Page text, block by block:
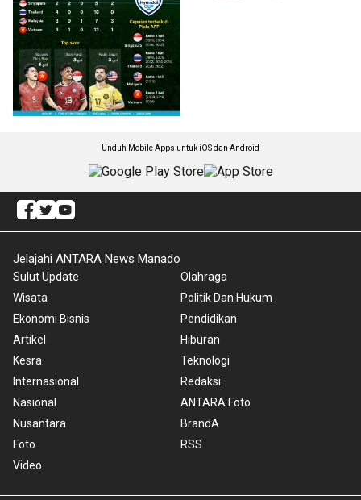
Unduh Mobile Apps untuk iOS dan Android
Jelajahi ANTARA News Manado
Sulut Update
Wisata
Ekonomi Bisnis
Artikel
Kesra
Internasional
Nasional
Nusantara
Foto
Video
Olahraga
Politik Dan Hukum
Pendidikan
Hiburan
Teknologi
Redaksi
ANTARA Foto
BrandA
RSS